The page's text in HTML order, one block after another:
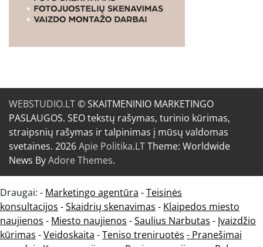
WEBSTUDIO.LT© SKAITMENINIO MARKETINGO
PASLAUGOS. SEO tekstų rašymas, turinio kūrimas,
straipsnių rašymas ir talpinimas į mūsų valdomas
svetaines. 2026Apie Politika.LTTheme: Worldwide
News ByAdore Themes.
Draugai: - Marketingo agentūra -Teisinės
konsultacijos -Skaidrių skenavimas - Klaipedos miesto
naujienos - Miesto naujienos -Saulius Narbutas - Įvaizdžio
kūrimas -Veidoskaita -Teniso treniruotės - Pranešimai